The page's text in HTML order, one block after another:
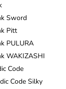
Sword
Pitt
PULURA
WAKIZASHI
Code
Code Silky